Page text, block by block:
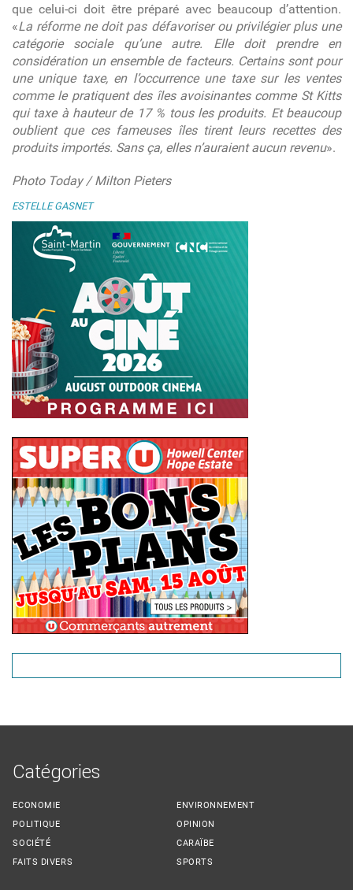
que celui-ci doit être préparé avec beaucoup d’attention.
«La réforme ne doit pas défavoriser ou privilégier plus une
catégorie sociale qu’une autre. Elle doit prendre en
considération un ensemble de facteurs. Certains sont pour
une unique taxe, en l’occurrence une taxe sur les ventes
comme le pratiquent des îles avoisinantes comme St Kitts
qui taxe à hauteur de 17 % tous les produits. Et beaucoup
oublient que ces fameuses îles tirent leurs recettes des
produits importés. Sans ça, elles n’auraient aucun revenu».
Photo Today / Milton Pieters
ESTELLE GASNET
Catégories
ECONOMIE
POLITIQUE
SOCIÉTÉ
FAITS DIVERS
ENVIRONNEMENT
OPINION
CARAÏBE
SPORTS